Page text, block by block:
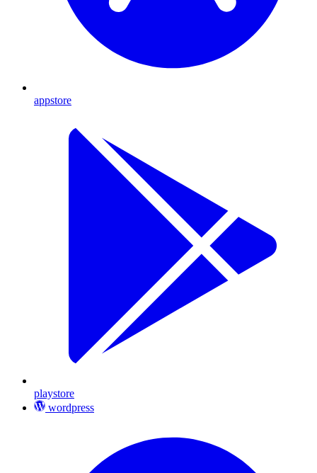
appstore
playstore
wordpress